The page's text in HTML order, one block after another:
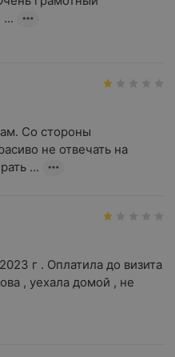
Со стороны
не отвечать на
...
г . Оплатила до визита
, уехала домой , не